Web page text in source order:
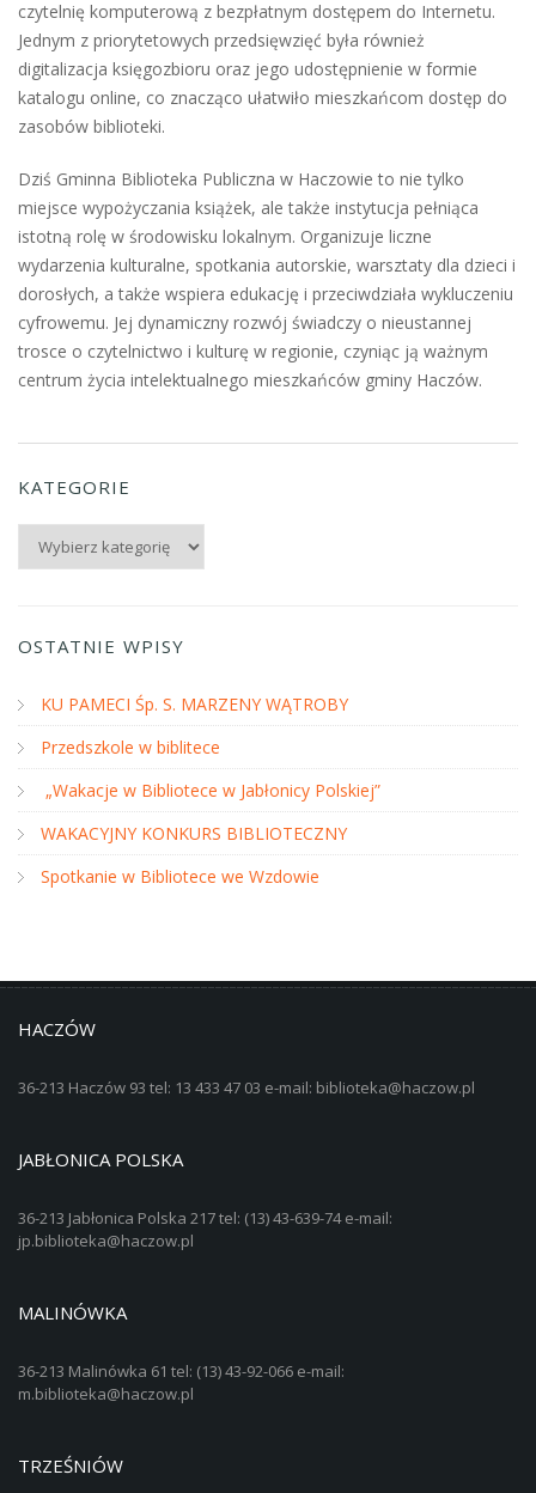
czytelnię komputerową z bezpłatnym dostępem do Internetu.
Jednym z priorytetowych przedsięwzięć była również
digitalizacja księgozbioru oraz jego udostępnienie w formie
katalogu online, co znacząco ułatwiło mieszkańcom dostęp do
zasobów biblioteki.
Dziś Gminna Biblioteka Publiczna w Haczowie to nie tylko
miejsce wypożyczania książek, ale także instytucja pełniąca
istotną rolę w środowisku lokalnym. Organizuje liczne
wydarzenia kulturalne, spotkania autorskie, warsztaty dla dzieci i
dorosłych, a także wspiera edukację i przeciwdziała wykluczeniu
cyfrowemu. Jej dynamiczny rozwój świadczy o nieustannej
trosce o czytelnictwo i kulturę w regionie, czyniąc ją ważnym
centrum życia intelektualnego mieszkańców gminy Haczów.
KATEGORIE
Kategorie
OSTATNIE WPISY
KU PAMECI Śp. S. MARZENY WĄTROBY
Przedszkole w biblitece
„Wakacje w Bibliotece w Jabłonicy Polskiej”
WAKACYJNY KONKURS BIBLIOTECZNY
Spotkanie w Bibliotece we Wzdowie
HACZÓW
36-213 Haczów 93 tel: 13 433 47 03 e-mail: biblioteka@haczow.pl
JABŁONICA POLSKA
36-213 Jabłonica Polska 217 tel: (13) 43-639-74 e-mail:
jp.biblioteka@haczow.pl
MALINÓWKA
36-213 Malinówka 61 tel: (13) 43-92-066 e-mail:
m.biblioteka@haczow.pl
TRZEŚNIÓW